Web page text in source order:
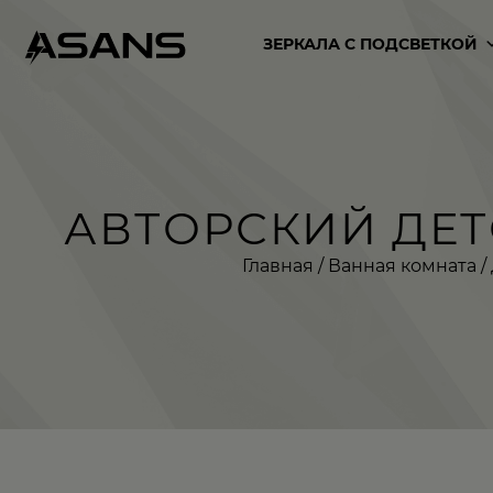
ЗЕРКАЛА С ПОДСВЕТКОЙ
АВТОРСКИЙ
Главная / Ванная комната /